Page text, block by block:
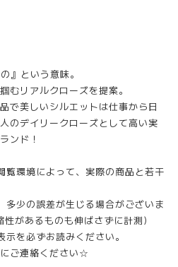
』という意味。
むリアルクローズを提案。
で美しいシルエットは仕事から日
のデイリークローズとして高い実
ンド！
覧環境によって、実際の商品と若干
多少の誤差が生じる場合がございま
があるものも伸ばさずに計測)
を必ずお読みください。
ご連絡ください☆